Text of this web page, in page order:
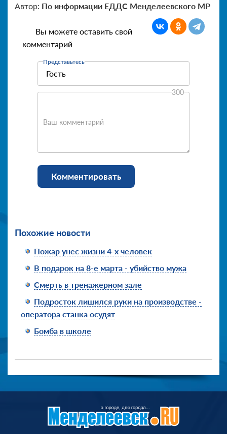
Автор: По информации ЕДДС Менделеевского МР
Вы можете оставить свой
комментарий
Представьтесь
Ваш комментарий
300
Комментировать
Похожие новости
Пожар унес жизни 4-х человек
В подарок на 8-е марта - убийство мужа
Смерть в тренажерном зале
Подросток лишился руки на производстве -
оператора станка осудят
Бомба в школе